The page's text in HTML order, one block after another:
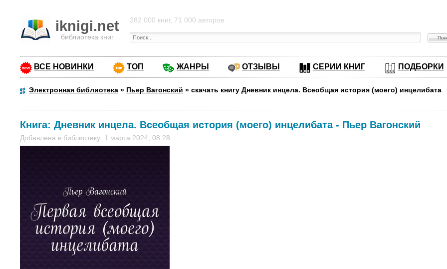
iknigi.net
библиотека книг
282 000 книг, 71 000 авторов
ВСЕ НОВИНКИ ТОП ЖАНРЫ ОТЗЫВЫ СЕРИИ КНИГ ПОДБОРКИ
Электронная библиотека » Пьер Вагонский »скачать книгу Дневник инцела. Всеобщая история (моего) инцелибата
Книга:Дневник инцела. Всеобщая история (моего) инцелибата- Пьер Вагонский
Добавлена в библиотеку: 1 марта 2024, 08:28